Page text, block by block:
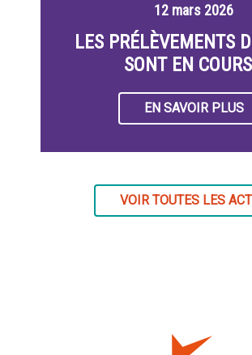
12 mars 2026
LES PRÉLÈVEMENTS
SONT EN
EN SAVOIR PLUS
VOIR TOUTES LES